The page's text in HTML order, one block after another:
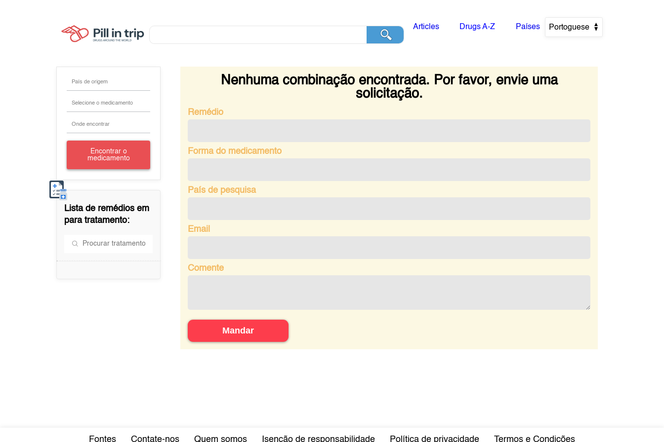
Articles Drugs A-Z Países Portoguese
País de origem
Selecione o medicamento
Onde encontrar
Encontrar o
medicamento
Lista de remédios em
para tratamento:
Nenhuma combinação encontrada. Por favor, envie uma
solicitação.
Remédio
Forma do medicamento
País de pesquisa
Email
Comente
Mandar
Fontes Contate-nos Quem somos Isenção de responsabilidade Política de privacidade Termos e Condições